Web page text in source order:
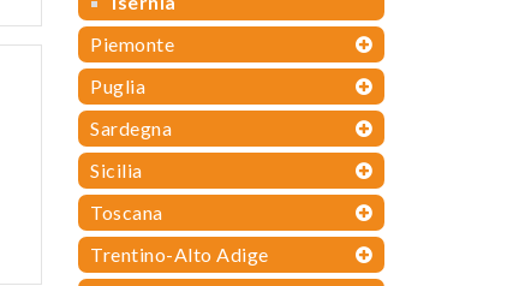
Piemonte
Puglia
Sardegna
Sicilia
Toscana
Trentino-Alto Adige